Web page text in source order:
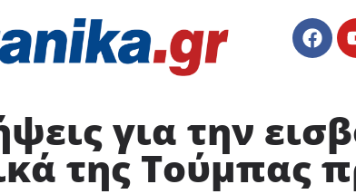
για την
της Τούμπας